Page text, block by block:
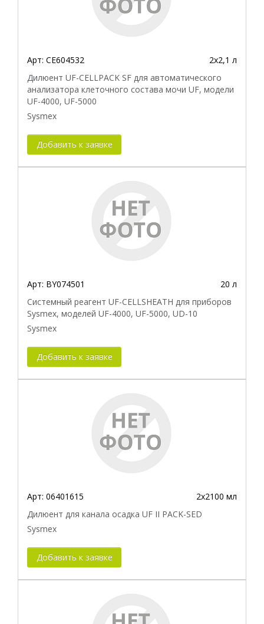
Арт: CE604532
2х2,1 л
Дилюент UF-CELLPACK SF для автоматического
анализатора клеточного состава мочи UF, модели
UF-4000, UF-5000
Sysmex
Добавить к заявке
Арт: BY074501
20 л
Системный реагент UF-CELLSHEATH для приборов
Sysmex, моделей UF-4000, UF-5000, UD-10
Sysmex
Добавить к заявке
Арт: 06401615
2х2100 мл
Дилюент для канала осадка UF II PACK-SED
Sysmex
Добавить к заявке